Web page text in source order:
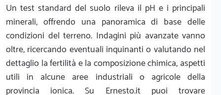
Un test standard del suolo rileva il pH e i principali
minerali, offrendo una panoramica di base delle
condizioni del terreno. Indagini più avanzate vanno
oltre, ricercando eventuali inquinanti o valutando nel
dettaglio la fertilità e la composizione chimica, aspetti
utili in alcune aree industriali o agricole della
provincia ionica. Su Ernesto.it puoi trovare